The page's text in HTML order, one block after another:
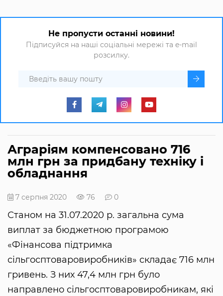
Не пропусти останні новини!
Підписуйся на наші соціальні мережі та e-mail
розсилку.
Аграріям компенсовано 716
млн грн за придбану техніку і
обладнання
7 серпня 2020 76 0
Станом на 31.07.2020 р. загальна сума
виплат за бюджетною програмою
«Фінансова підтримка
сільгосптоваровиробників» складає 716 млн
гривень. З них 47,4 млн грн було
направлено сільгосптоваровиробникам, які